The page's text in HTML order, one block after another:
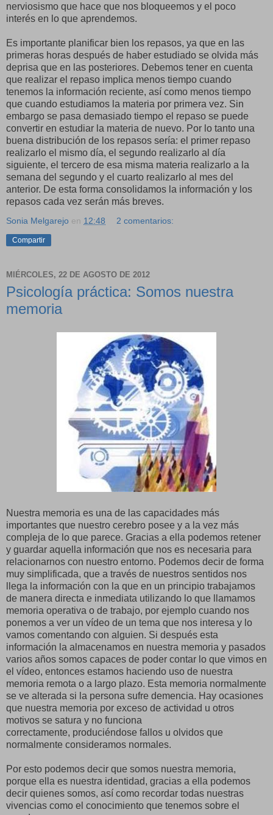
nerviosismo que hace que nos bloqueemos y el poco
interés en lo que aprendemos.
Es importante planificar bien los repasos, ya que en las
primeras horas después de haber estudiado se olvida más
deprisa que en las posteriores. Debemos tener en cuenta
que realizar el repaso implica menos tiempo cuando
tenemos la información reciente, así como menos tiempo
que cuando estudiamos la materia por primera vez. Sin
embargo se pasa demasiado tiempo el repaso se puede
convertir en estudiar la materia de nuevo. Por lo tanto una
buena distribución de los repasos sería: el primer repaso
realizarlo el mismo día, el segundo realizarlo al día
siguiente, el tercero de esa misma materia realizarlo a la
semana del segundo y el cuarto realizarlo al mes del
anterior. De esta forma consolidamos la información y los
repasos cada vez serán más breves.
Sonia Melgarejo en 12:48 2 comentarios:
Compartir
MIÉRCOLES, 22 DE AGOSTO DE 2012
Psicología práctica: Somos nuestra
memoria
Nuestra memoria es una de las capacidades más
importantes que nuestro cerebro posee y a la vez más
compleja de lo que parece. Gracias a ella podemos retener
y guardar aquella información que nos es necesaria para
relacionarnos con nuestro entorno. Podemos decir de forma
muy simplificada, que a través de nuestros sentidos nos
llega la información con la que en un principio trabajamos
de manera directa e inmediata utilizando lo que llamamos
memoria operativa o de trabajo, por ejemplo cuando nos
ponemos a ver un vídeo de un tema que nos interesa y lo
vamos comentando con alguien. Si después esta
información la almacenamos en nuestra memoria y pasados
varios años somos capaces de poder contar lo que vimos en
el vídeo, entonces estamos haciendo uso de nuestra
memoria remota o a largo plazo. Esta memoria normalmente
se ve alterada si la persona sufre demencia. Hay ocasiones
que nuestra memoria por exceso de actividad u otros
motivos se satura y no funciona
correctamente, produciéndose fallos u olvidos que
normalmente consideramos normales.
Por esto podemos decir que somos nuestra memoria,
porque ella es nuestra identidad, gracias a ella podemos
decir quienes somos, así como recordar todas nuestras
vivencias como el conocimiento que tenemos sobre el